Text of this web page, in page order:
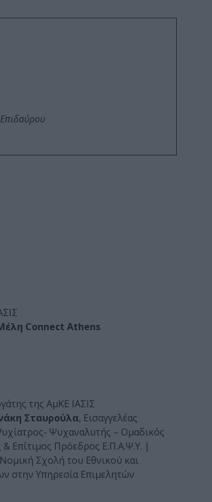
Connect Athens
της ΑμΚΕ ΙΑΣΙΣ
Σταυρούλα, Εισαγγελέας
Ψυχαναλυτής – Ομαδικός
Επίτιμος Πρόεδρος Ε.Π.Α.Ψ.Υ. |
Σχολή του Εθνικού και
στην Υπηρεσία Επιμελητών